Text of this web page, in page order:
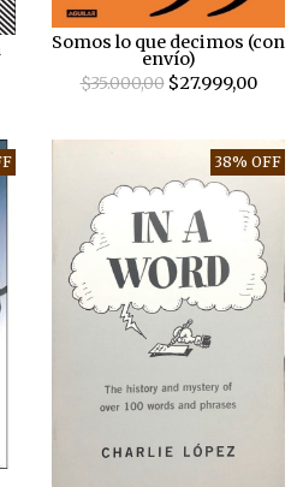
Somos lo que decimos (con
envío)
$35.000,00$27.999,00
38% OFF